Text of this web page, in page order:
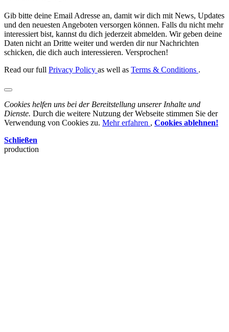
Gib bitte deine Email Adresse an, damit wir dich mit News, Updates
und den neuesten Angeboten versorgen können. Falls du nicht mehr
interessiert bist, kannst du dich jederzeit abmelden. Wir geben deine
Daten nicht an Dritte weiter und werden dir nur Nachrichten
schicken, die dich auch interessieren. Versprochen!
Read our full Privacy Policy as well as Terms & Conditions .
Cookies helfen uns bei der Bereitstellung unserer Inhalte und
Dienste. Durch die weitere Nutzung der Webseite stimmen Sie der
Verwendung von Cookies zu. Mehr erfahren , Cookies ablehnen!
Schließen
production